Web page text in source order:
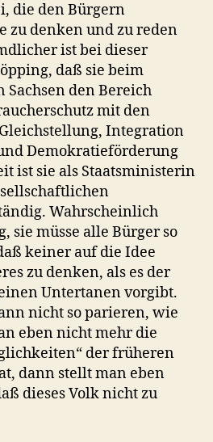
die den Bürgern
zu denken und zu reden
ist bei dieser
daß sie beim
den Bereich
mit den
Integration
Demokratieförderung
ist sie als Staatsministerin
Wahrscheinlich
sie müsse alle Bürger so
keiner auf die Idee
zu denken, als es der
Untertanen vorgibt.
nicht so parieren, wie
eben nicht mehr die
der früheren
dann stellt man eben
dieses Volk nicht zu